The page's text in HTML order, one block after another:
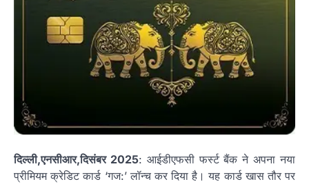
दिल्ली,एनसीआर,दिसंबर 2025: आईडीएफसी फर्स्ट बैंक ने अपना नया
प्रीमियम क्रेडिट कार्ड ‘गज:’ लॉन्च कर दिया है। यह कार्ड खास तौर पर